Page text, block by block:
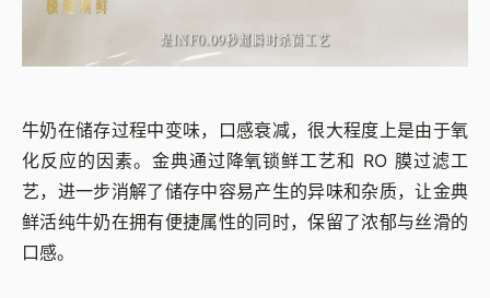
牛奶在储存过程中变味，口感衰减，很大程度上是由于氧
化反应的因素。金典通过降氧锁鲜工艺和 RO 膜过滤工
艺，进一步消解了储存中容易产生的异味和杂质，让金典
鲜活纯牛奶在拥有便捷属性的同时，保留了浓郁与丝滑的
口感。